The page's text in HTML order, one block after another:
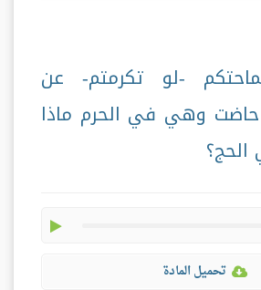
-لو تكرمتم- عن
حاضت وهي في الحرم ماذا
تحميل المادة